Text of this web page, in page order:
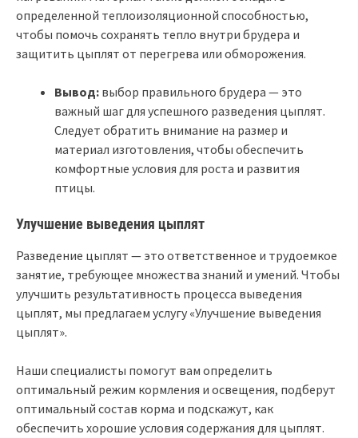
определенной теплоизоляционной способностью,
чтобы помочь сохранять тепло внутри брудера и
защитить цыплят от перегрева или обморожения.
Вывод: выбор правильного брудера — это
важный шаг для успешного разведения цыплят.
Следует обратить внимание на размер и
материал изготовления, чтобы обеспечить
комфортные условия для роста и развития
птицы.
Улучшение выведения цыплят
Разведение цыплят — это ответственное и трудоемкое
занятие, требующее множества знаний и умений. Чтобы
улучшить результативность процесса выведения
цыплят, мы предлагаем услугу «Улучшение выведения
цыплят».
Наши специалисты помогут вам определить
оптимальный режим кормления и освещения, подберут
оптимальный состав корма и подскажут, как
обеспечить хорошие условия содержания для цыплят.